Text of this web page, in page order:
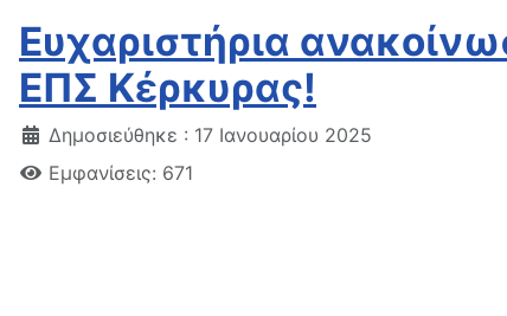
Ευχαριστήρια
ΕΠΣ Κέρκυρας!
Δημοσιεύθηκε : 17 Ιανουαρίου 2025
Εμφανίσεις: 671